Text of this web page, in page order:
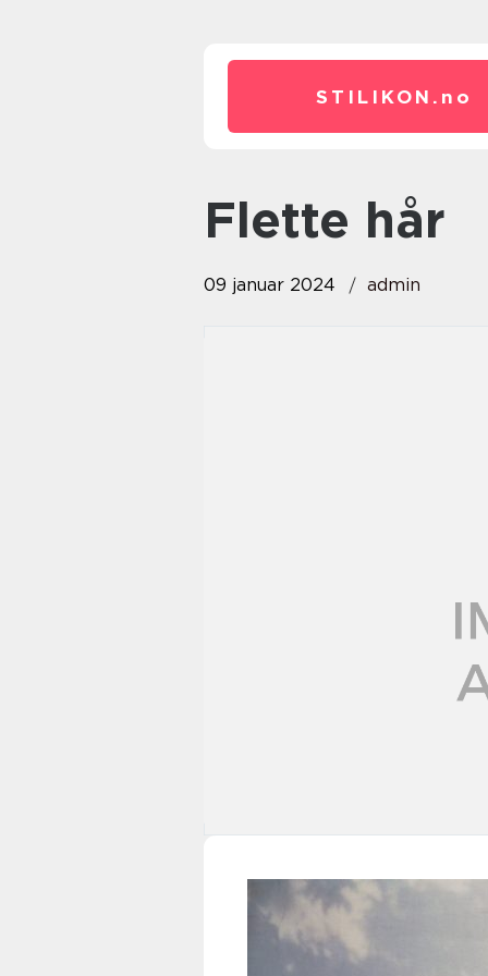
STILIKON. no
flette hår
09 januar 2024 admin